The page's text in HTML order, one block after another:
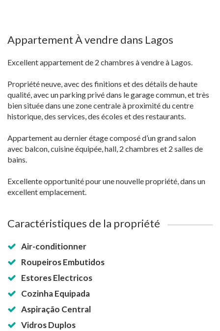
Appartement À vendre dans Lagos
Excellent appartement de 2 chambres à vendre à Lagos.
Propriété neuve, avec des finitions et des détails de haute
qualité, avec un parking privé dans le garage commun, et très
bien située dans une zone centrale à proximité du centre
historique, des services, des écoles et des restaurants.
Appartement au dernier étage composé d’un grand salon
avec balcon, cuisine équipée, hall, 2 chambres et 2 salles de
bains.
Excellente opportunité pour une nouvelle propriété, dans un
excellent emplacement.
Caractéristiques de la propriété
Air-conditionner
Roupeiros Embutidos
Estores Electricos
Cozinha Equipada
Aspiração Central
Vidros Duplos